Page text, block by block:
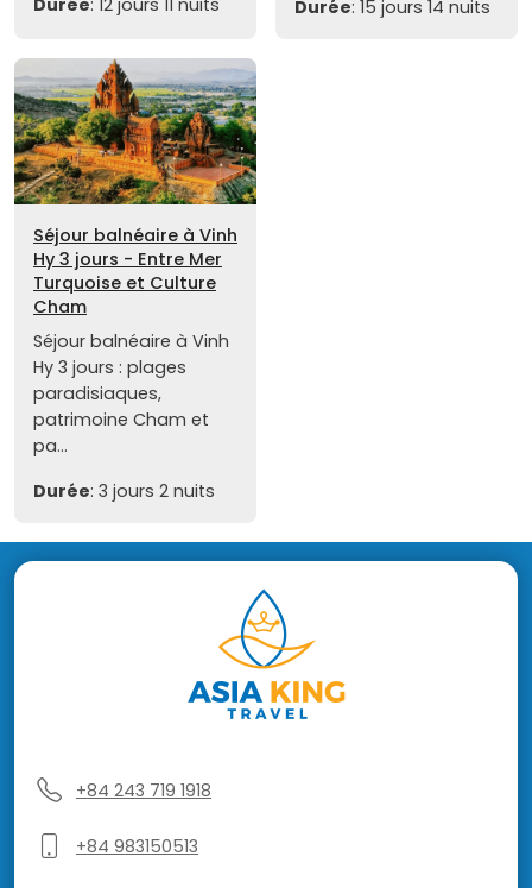
Durée: 12 jours 11 nuits
Durée: 15 jours 14 nuits
Séjour balnéaire à Vinh
Hy 3 jours - Entre Mer
Turquoise et Culture
Cham
Séjour balnéaire à Vinh
Hy 3 jours : plages
paradisiaques,
patrimoine Cham et
pa...
Durée: 3 jours 2 nuits
+84 243 719 1918
+84 983150513